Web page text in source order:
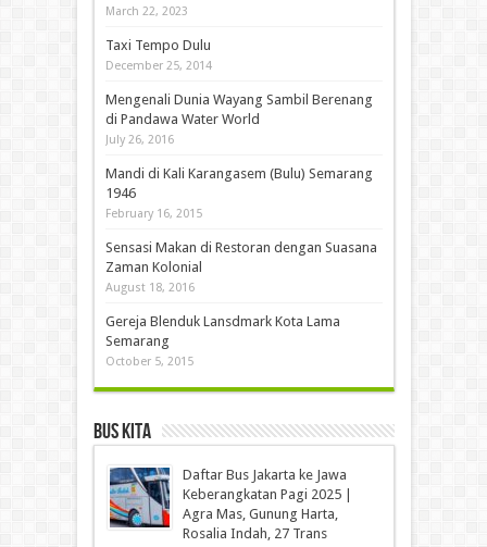
March 22, 2023
Taxi Tempo Dulu
December 25, 2014
Mengenali Dunia Wayang Sambil Berenang
di Pandawa Water World
July 26, 2016
Mandi di Kali Karangasem (Bulu) Semarang
1946
February 16, 2015
Sensasi Makan di Restoran dengan Suasana
Zaman Kolonial
August 18, 2016
Gereja Blenduk Lansdmark Kota Lama
Semarang
October 5, 2015
Bus Kita
Daftar Bus Jakarta ke Jawa
Keberangkatan Pagi 2025 |
Agra Mas, Gunung Harta,
Rosalia Indah, 27 Trans